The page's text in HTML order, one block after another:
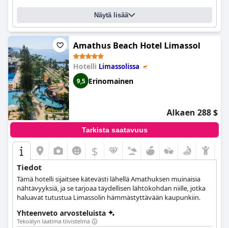
Näytä lisää
Amathus Beach Hotel Limassol
Hotelli Limassolissa
9,5 Erinomainen
Alkaen 288 $
Tarkista saatavuus
$
Tiedot
Tämä hotelli sijaitsee kätevästi lähellä Amathuksen muinaisia
nähtävyyksiä, ja se tarjoaa täydellisen lähtökohdan niille, jotka
haluavat tutustua Limassolin hämmästyttävään kaupunkiin.
Yhteenveto arvosteluista
Tekoälyn laatima tiivistelmä